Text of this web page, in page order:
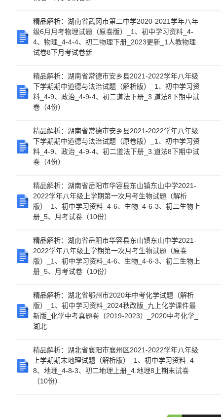
精品解析：湖南省武冈市第二中学2020-2021学年八年
级6月月考物理试题（原卷版）_1、初中学习资料_4-
4、物理_4-4-4、初二物理下册_2023更新_1人教物理
试卷8下月考试卷新
精品解析：湖南省常德市安乡县2021-2022学年八年级
下学期期中道德与法治试题（解析版）_1、初中学习资
料_4-9、政治_4-9-4、初二道法下册_3.道法8下期中试
卷（4份）
精品解析：湖南省常德市安乡县2021-2022学年八年级
下学期期中道德与法治试题（原卷版）_1、初中学习资
料_4-9、政治_4-9-4、初二道法下册_3.道法8下期中试
卷（4份）
精品解析：湖南省岳阳市华容县东山镇东山中学2021-
2022学年八年级上学期第一次月考生物试题（解析
版）_1、初中学习资料_4-6、生物_4-6-3、初二生物上
册_5、月考试卷（10份）
精品解析：湖南省岳阳市华容县东山镇东山中学2021-
2022学年八年级上学期第一次月考生物试题（原卷
版）_1、初中学习资料_4-6、生物_4-6-3、初二生物上
册_5、月考试卷（10份）
精品解析：湖北省鄂州市2020年中考化学试题（解析
版）_1、初中学习资料_2024秋改版_九上化学课件最
新版_化学中考真题卷（2019-2023）_2020中考化学_
湖北
精品解析：湖北省襄阳市襄州区2021-2022学年八年级
上学期期末地理试题（解析版）_1、初中学习资料_4-
8、地理_4-8-3、初二地理上册_4.地理8上期末试卷
（10份）